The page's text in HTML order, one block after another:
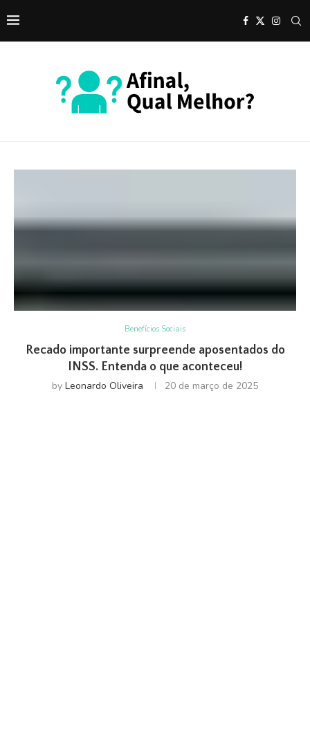
Benefícios Sociais
Recado importante surpreende aposentados do
INSS. Entenda o que aconteceu!
by Leonardo Oliveira 20 de março de 2025